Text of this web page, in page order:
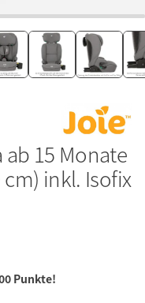
15 Monate
cm) inkl. Isofix
Punkte!